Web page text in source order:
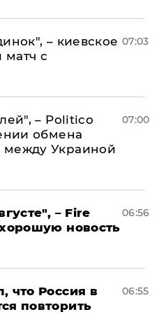
– киевское
матч с
07:03
– Politico
обмена
Украиной
07:00
– Fire
новость
06:56
что Россия в
повторить
06:55